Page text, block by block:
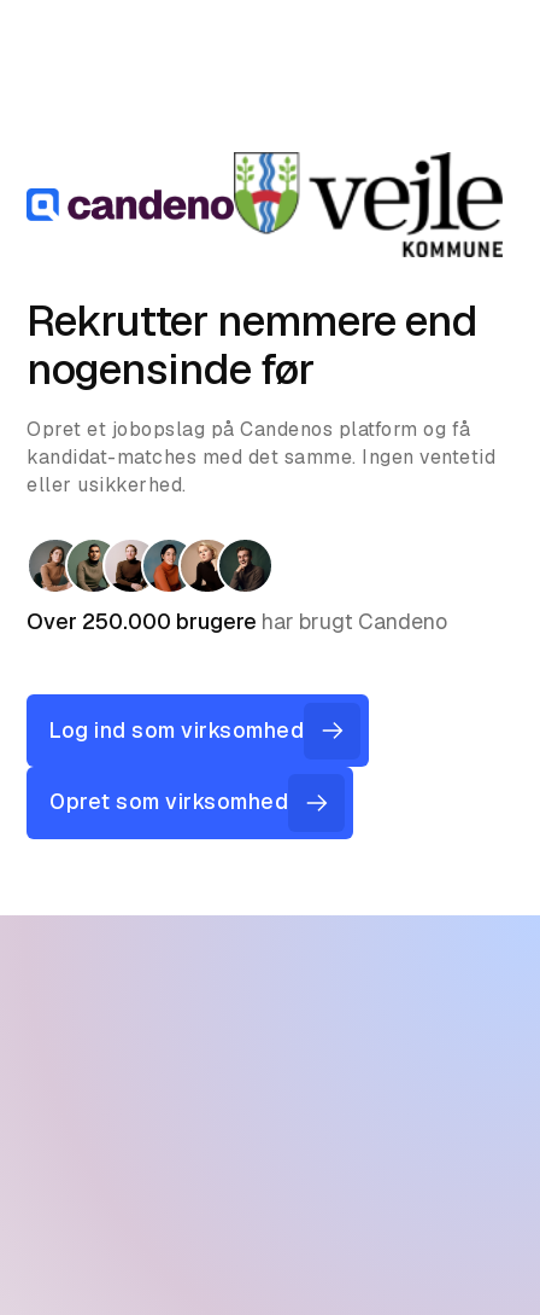
Rekrutter nemmere end
nogensinde før
Opret et jobopslag på Candenos platform og få
kandidat-matches med det samme. Ingen ventetid
eller usikkerhed.
Over 250.000 brugere har brugt Candeno
Log ind som virksomhed
Opret som virksomhed